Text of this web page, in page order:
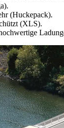
(Huckepack).
(XLS).